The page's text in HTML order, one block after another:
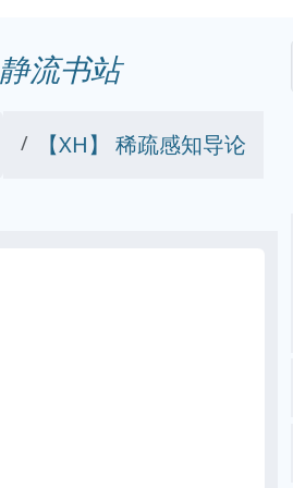
静流书站
【XH】 稀疏感知导论